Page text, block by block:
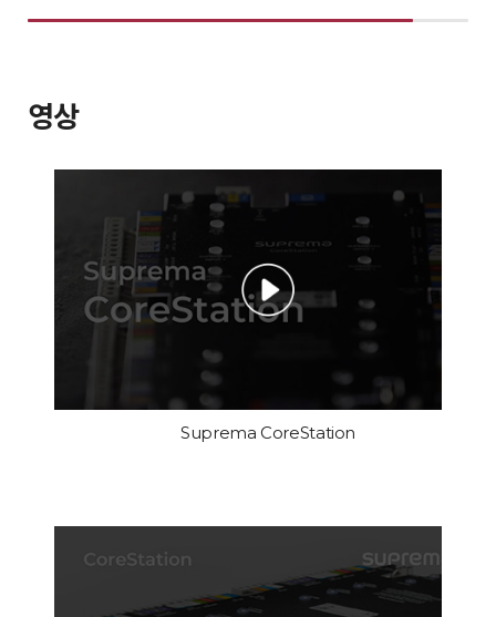
영상
Suprema CoreStation